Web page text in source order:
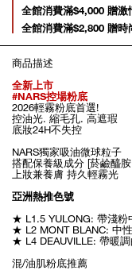
全館消費滿$4,000 贈激
全館消費滿$2,800 贈時
商品描述
全新上市
#NARS控場粉底
2026輕霧粉底首選!
控油光. 縮毛孔. 高遮瑕
底妝24H不失控
NARS獨家吸油微球粒子
搭配保養級成分 [菸鹼醯
上妝兼養膚 持久輕霧光
亞洲熱推色號
★ L1.5 YULONG: 帶淺粉
★ L2 MONT BLANC: 中
★ L4 DEAUVILLE: 帶暖
混/油肌粉底推薦